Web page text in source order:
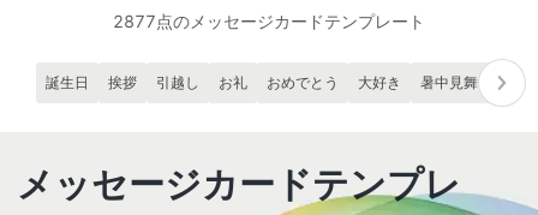
2877点のメッセージカードテンプレート
誕生日 挨拶 引越し お礼 おめでとう 大好き 暑中見舞い 寒
メッセージカードテンプレ